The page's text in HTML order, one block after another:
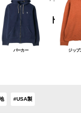
スウェット
パーカー ジップ
#USA製